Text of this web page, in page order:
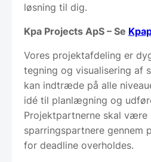
løsning til dig.
Kpa Projects ApS – Se
Vores projektafdeling er
tegning og visualisering af
kan indtræde på alle
idé til planlægning og
Projektpartnerne skal være
sparringspartnere gennem
for deadline overholdes.